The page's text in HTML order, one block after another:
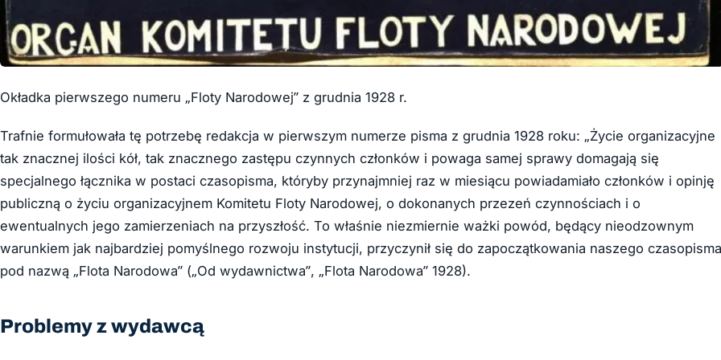
Okładka pierwszego numeru „Floty Narodowej” z grudnia 1928 r.
Trafnie formułowała tę potrzebę redakcja w pierwszym numerze pisma z grudnia 1928 roku: „Życie organizacyjne
tak znacznej ilości kół, tak znacznego zastępu czynnych członków i powaga samej sprawy domagają się
specjalnego łącznika w postaci czasopisma, któryby przynajmniej raz w miesiącu powiadamiało członków i opinję
publiczną o życiu organizacyjnem Komitetu Floty Narodowej, o dokonanych przezeń czynnościach i o
ewentualnych jego zamierzeniach na przyszłość. To właśnie niezmiernie ważki powód, będący nieodzownym
warunkiem jak najbardziej pomyślnego rozwoju instytucji, przyczynił się do zapoczątkowania naszego czasopisma
pod nazwą „Flota Narodowa” („Od wydawnictwa”, „Flota Narodowa” 1928).
Problemy z wydawcą